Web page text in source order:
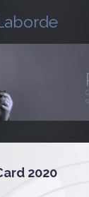
2020